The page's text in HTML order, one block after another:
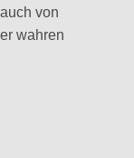
von
wahren